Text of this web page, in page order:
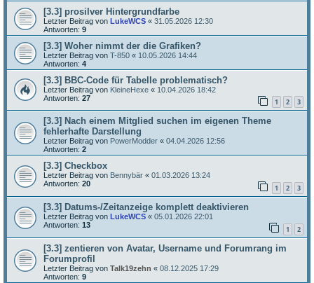
[3.3] prosilver Hintergrundfarbe
Letzter Beitrag von LukeWCS « 31.05.2026 12:30
Antworten: 9
[3.3] Woher nimmt der die Grafiken?
Letzter Beitrag von T-850 « 10.05.2026 14:44
Antworten: 4
[3.3] BBC-Code für Tabelle problematisch?
Letzter Beitrag von KleineHexe « 10.04.2026 18:42
Antworten: 27 1 2 3
[3.3] Nach einem Mitglied suchen im eigenen Theme
fehlerhafte Darstellung
Letzter Beitrag von PowerModder « 04.04.2026 12:56
Antworten: 2
[3.3] Checkbox
Letzter Beitrag von Bennybär « 01.03.2026 13:24
Antworten: 20 1 2 3
[3.3] Datums-/Zeitanzeige komplett deaktivieren
Letzter Beitrag von LukeWCS « 05.01.2026 22:01
Antworten: 13 1 2
[3.3] zentieren von Avatar, Username und Forumrang im
Forumprofil
Letzter Beitrag von Talk19zehn « 08.12.2025 17:29
Antworten: 9